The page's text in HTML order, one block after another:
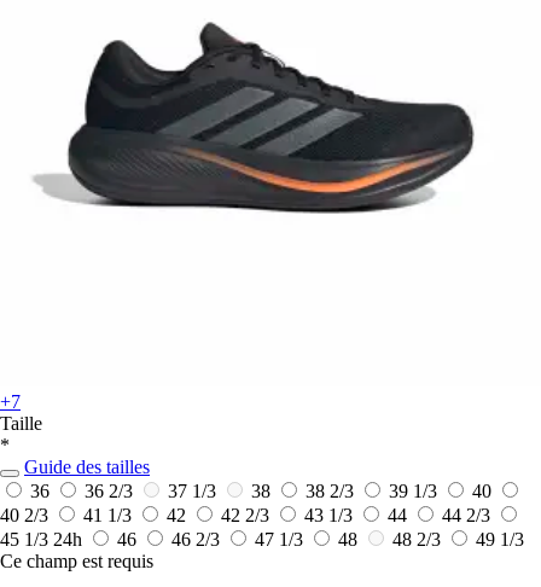
+7
Taille
*
Guide des tailles
36
36 2/3 37 1/3 38 38 2/3 39 1/3
40
40 2/3
41 1/3 42 42 2/3 43 1/3 44
44 2/3
45 1/3 24h 46 46 2/3 47 1/3 48 48 2/3
49 1/3
Ce champ est requis